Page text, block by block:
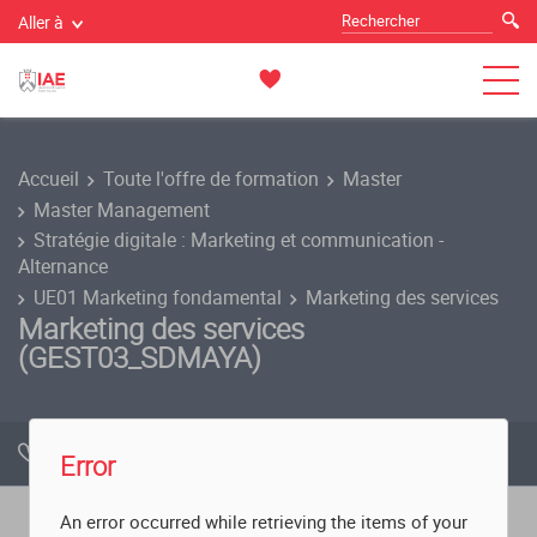
Aller à
Accueil Toute l'offre de formation
Master
Master Management
Stratégie digitale : Marketing et communication -
Alternance
UE01 Marketing fondamental
Marketing des services
Marketing des services
(GEST03_SDMAYA)
Ajouter à la sélection
Error
An error occurred while retrieving the items of your